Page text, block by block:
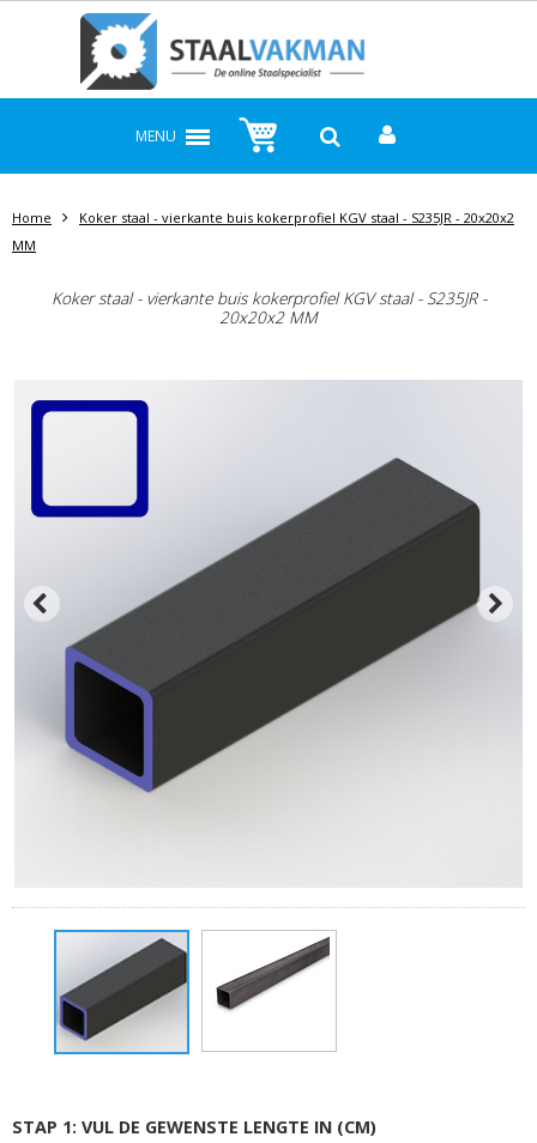
MENU
Home
Koker staal - vierkante buis kokerprofiel KGV staal - S235JR - 20x20x2
MM
Koker staal - vierkante buis kokerprofiel KGV staal - S235JR -
20x20x2 MM
STAP 1: VUL DE GEWENSTE LENGTE IN (CM)